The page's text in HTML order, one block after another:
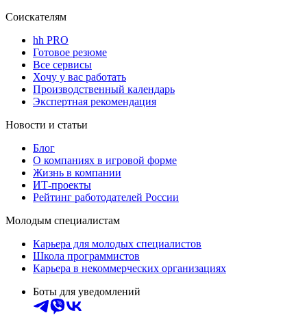
Соискателям
hh PRO
Готовое резюме
Все сервисы
Хочу у вас работать
Производственный календарь
Экспертная рекомендация
Новости и статьи
Блог
О компаниях в игровой форме
Жизнь в компании
ИТ-проекты
Рейтинг работодателей России
Молодым специалистам
Карьера для молодых специалистов
Школа программистов
Карьера в некоммерческих организациях
Боты для уведомлений